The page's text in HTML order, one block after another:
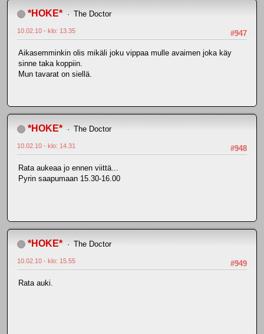
*HOKE* The Doctor
#947
10.02.10 - klo: 13.35
Aikasemminkin olis mikäli joku vippaa mulle avaimen joka käy
sinne taka koppiin.
Mun tavarat on siellä.
*HOKE* The Doctor
#948
10.02.10 - klo: 14.31
Rata aukeaa jo ennen viittä...
Pyrin saapumaan 15.30-16.00
*HOKE* The Doctor
#949
10.02.10 - klo: 15.55
Rata auki.